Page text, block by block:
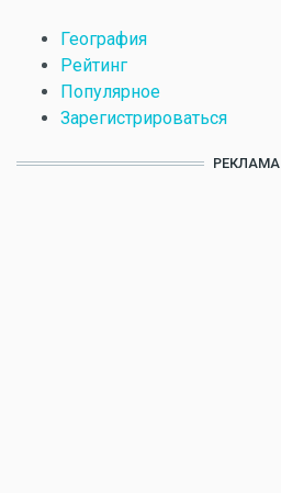
География
Рейтинг
Популярное
Зарегистрироваться
РЕКЛАМА